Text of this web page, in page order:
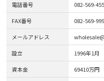
電話番号 082-569-
FAX番号 082-569-
メールアドレス
設立 1996年1月
資本金 69410万円